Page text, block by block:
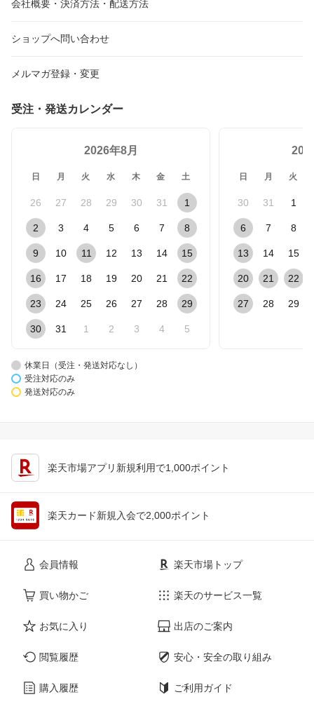
会社概要・決済方法・配送方法
ショップへ問い合わせ
メルマガ登録・変更
受注・発送カレンダー
2026年8月
日 月 火 水 木 金 土
26 27 28 29 30 31 1
2 3 4 5 6 7 8
9 10 11 12 13 14 15
16 17 18 19 20 21 22
23 24 25 26 27 28 29
30 31 1 2 3 4 5
日 月 火
30 31 1
6 7 8
13 14 15
20 21 22
27 28 29
休業日（受注・発送対応なし）
受注対応のみ
発送対応のみ
楽天市場アプリ新規利用で1,000ポイント
楽天カード新規入会で2,000ポイント
会員情報
買い物かご
お気に入り
閲覧履歴
購入履歴
楽天市場トップ
楽天のサービス一覧
出店のご案内
安心・安全の取り組み
ご利用ガイド